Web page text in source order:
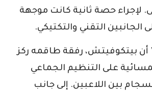
لإجراء حصة ثانية كانت موجهة
التقني والتكتيكي.
بيتكوفيتش، رفقة طاقمه ركز
على التنظيم الجماعي
بين اللاعبين. إلى جانب